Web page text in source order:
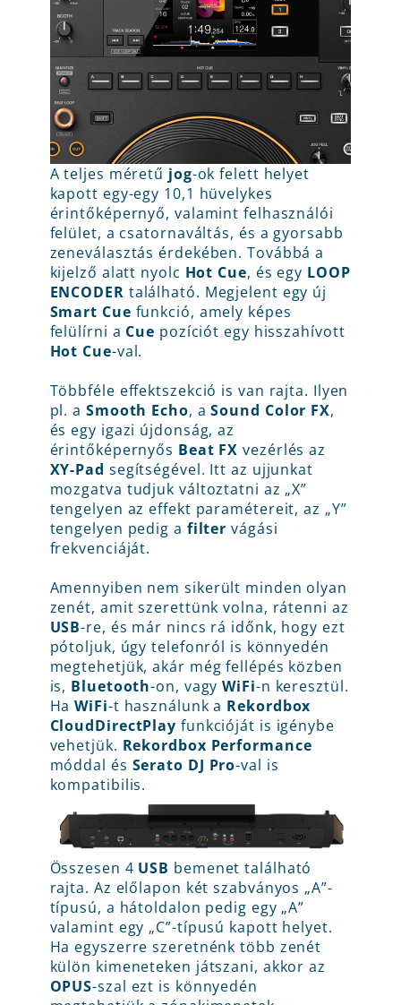
A teljes méretű jog-ok felett helyet
kapott egy-egy 10,1 hüvelykes
érintőképernyő, valamint felhasználói
felület, a csatornaváltás, és a gyorsabb
zeneválasztás érdekében. Továbbá a
kijelző alatt nyolc Hot Cue, és egy LOOP
ENCODER található. Megjelent egy új
Smart Cue funkció, amely képes
felülírni a Cue pozíciót egy hisszahívott
Hot Cue-val.
Többféle effektszekció is van rajta. Ilyen
pl. a Smooth Echo, aSound Color FX,
és egy igazi újdonság, az
érintőképernyős Beat FX vezérlés az
XY-Pad segítségével. Itt az ujjunkat
mozgatva tudjuk változtatni az „X”
tengelyen az effekt paramétereit, az „Y”
tengelyen pedig a filter vágási
frekvenciáját.
Amennyiben nem sikerült minden olyan
zenét, amit szerettünk volna, rátenni az
USB-re, és már nincs rá időnk, hogy ezt
pótoljuk, úgy telefonról is könnyedén
megtehetjük, akár még fellépés közben
is, Bluetooth-on, vagyWiFi-n keresztül.
HaWiFi-t használunk a Rekordbox
CloudDirectPlay funkcióját is igénybe
vehetjük. Rekordbox Performance
móddal és Serato DJ Pro-val is
kompatibilis.
Összesen 4 USB bemenet található
rajta. Az előlapon két szabványos „A”-
típusú, a hátoldalon pedig egy „A”
valamint egy „C”-típusú kapott helyet.
Ha egyszerre szeretnénk több zenét
külön kimeneteken játszani, akkor az
OPUS-szal ezt is könnyedén